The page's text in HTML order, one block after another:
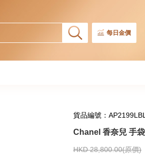
每日金價
貨品編號：
Chanel 香奈兒 手
HKD 28,800.00(原價)